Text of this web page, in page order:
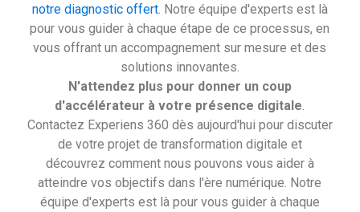
notre diagnostic offert. Notre équipe d'experts est là
pour vous guider à chaque étape de ce processus, en
vous offrant un accompagnement sur mesure et des
solutions innovantes.
N'attendez plus pour donner un coup
d'accélérateur à votre présence digitale.
Contactez Experiens 360 dès aujourd'hui pour discuter
de votre projet de transformation digitale et
découvrez comment nous pouvons vous aider à
atteindre vos objectifs dans l'ère numérique. Notre
équipe d'experts est là pour vous guider à chaque